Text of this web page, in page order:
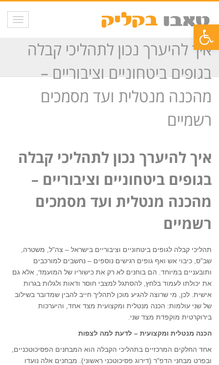
פתח סרגל נגישות
איך להיערך נכון לתהליכי קבלה
בגופים ביטחוניים וציבוריים –
מהכנה מנטלית ועד מסמכים
רשמיים
איך להיערך נכון לתהליכי קבלה
בגופים ביטחוניים וציבוריים –
מהכנה מנטלית ועד מסמכים
רשמיים
תהליכי קבלה לגופים ביטחוניים וציבוריים בישראל – צה"ל, משטרה,
שב"ס, כיבוי אש ואף גופים רגישים נוספים – נחשבים למורכבים
ותובעניים במיוחד. הם בוחנים לא רק את כישוריו של המועמד, אלא גם
את יכולתו לעמוד בלחץ, להסתגל למצבי חוסר ודאות ולגלות בגרות
אישית. לכן, מי שרוצה להגיע מוכן לתהליך חייב להבין שמדובר בשילוב
של שני עולמות: הכנה מנטלית ומקצועית מצד אחד, והיערכות
בירוקרטית מוקפדת מצד שני.
הכנה מנטלית ומקצועית – לדעת למה לצפות
אחד החלקים המרכזיים בתהליכי הקבלה הוא המבחנים הפסיכוטכניים,
ובפרט מבחני הדפ"ר (דירוג פסיכוטכני ראשוני). מבחנים אלה נועדו